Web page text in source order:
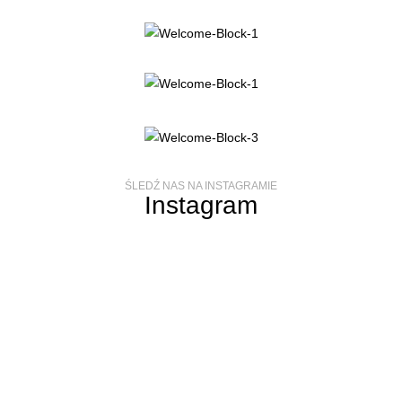
WSPÓŁPRACA
ŚLEDŹ NAS NA INSTAGRAMIE
Instagram